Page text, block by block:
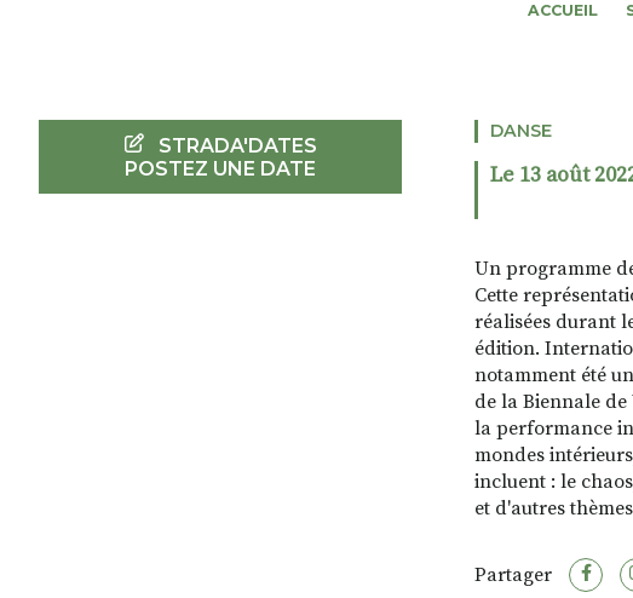
ACCUEIL
DANSE
Le 13 août
Un programme
Cette
réalisées durant
édition.
notamment été
de la Biennale de
la performance
mondes
incluent : le
et d'autres
Partager
STRADA'DATES
POSTEZ UNE DATE